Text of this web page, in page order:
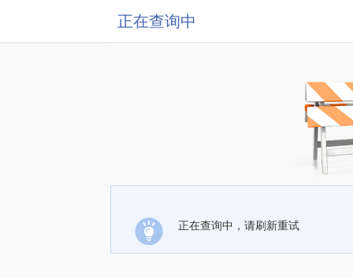
正在查询中
正在查询中，请刷新重试